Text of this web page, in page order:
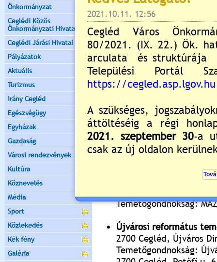
Önkormányzat
Ceglédi Közös
Önkormányzati Hivatal
Ceglédi Járási Hivatal
Pályázatok
Aktuális
Turizmus
Irány Cegléd
Egészségügy
Egyházak
Gazdaság
Városi rendezvények
Kultúra
Köznevelés
Média
Sport
Közlekedés
Kék fény
Galéria
2700 Cegléd, Bercsényi
Tel:53/505-734
Csengettyűs temető
2700 Cegléd,
Temetőgondnokság:
2700 Cegléd, Kossuth
Tel.: 53/311-144
Újvárosi Evangélikus
2700 Cegléd, Újváros
Temetőgondnokság:
2700 Cegléd, Bercsényi
Tel:53/505-734
Újvárosi Izraelita
Temetőgondnokság:
Újvárosi református
2700 Cegléd, Újváros
Temetőgondnokság: